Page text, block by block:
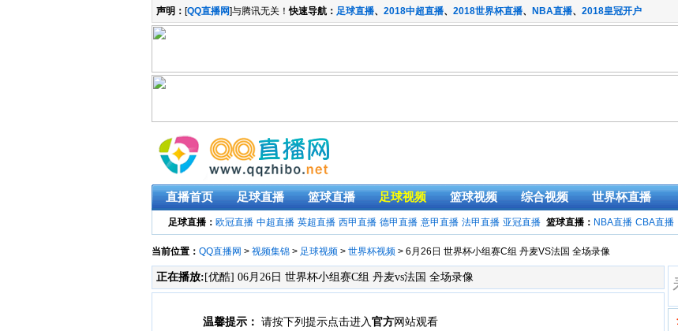
声明： [QQ直播网]与腾讯无关！快速导航： 足球直播、 2018中超直播、 2018世界杯直播、 NBA直播、 2018皇冠开户
直播首页 足球直播 篮球直播 足球视频 篮球视频 综合视频 世界杯直播
足球直播： 欧冠直播 中超直播 英超直播 西甲直播 德甲直播 意甲直播 法甲直播 亚冠直播 篮球直播： NBA直播 CBA直播
当前位置： QQ直播网 > 视频集锦 > 足球视频 > 世界杯视频 > 6月26日 世界杯小组赛C组 丹麦VS法国 全场录像
正在播放: [优酷] 06月26日 世界杯小组赛C组 丹麦vs法国 全场录像